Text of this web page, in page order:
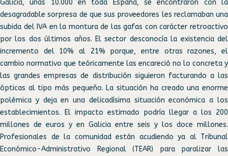
Galicia, unas 10.000 en toda España, se encontraron con la
desagradable sorpresa de que sus proveedores les reclamaban una
subida del IVA en la montura de las gafas con carácter retroactivo
por los dos últimos años. El sector desconocía la existencia del
incremento del 10% al 21% porque, entre otras razones, el
cambio normativo que teóricamente las encareció no lo concreta y
las grandes empresas de distribución siguieron facturando a las
ópticas al tipo más pequeño. La situación ha creado una enorme
polémica y deja en una delicadísima situación económica a los
establecimientos. El impacto estimado podría llegar a los 200
millones de euros y en Galicia entre seis y los doce millones.
Profesionales de la comunidad están acudiendo ya al Tribunal
Económico-Administrativo Regional (TEAR) para paralizar las